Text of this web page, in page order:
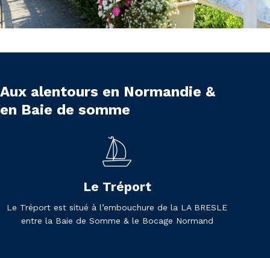
Aux alentours en Normandie &
en Baie de somme
Le Tréport
Le Tréport est situé à l’embouchure de la LA BRESLE
entre la Baie de Somme & le Bocage Normand